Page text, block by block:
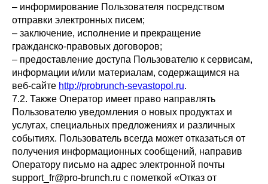
– информирование Пользователя посредством
отправки электронных писем;
– заключение, исполнение и прекращение
гражданско-правовых договоров;
– предоставление доступа Пользователю к сервисам,
информации и/или материалам, содержащимся на
веб-сайте http://probrunch-sevastopol.ru.
7.2. Также Оператор имеет право направлять
Пользователю уведомления о новых продуктах и
услугах, специальных предложениях и различных
событиях. Пользователь всегда может отказаться от
получения информационных сообщений, направив
Оператору письмо на адрес электронной почты
support_fr@pro-brunch.ru с пометкой «Отказ от